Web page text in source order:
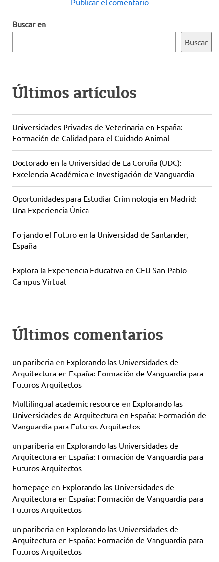
Buscar en
Buscar
Últimos artículos
Universidades Privadas de Veterinaria en España:
Formación de Calidad para el Cuidado Animal
Doctorado en la Universidad de La Coruña (UDC):
Excelencia Académica e Investigación de Vanguardia
Oportunidades para Estudiar Criminología en Madrid:
Una Experiencia Única
Forjando el Futuro en la Universidad de Santander,
España
Explora la Experiencia Educativa en CEU San Pablo
Campus Virtual
Últimos comentarios
unipariberia en Explorando las Universidades de
Arquitectura en España: Formación de Vanguardia para
Futuros Arquitectos
Multilingual academic resource en Explorando las
Universidades de Arquitectura en España: Formación de
Vanguardia para Futuros Arquitectos
unipariberia en Explorando las Universidades de
Arquitectura en España: Formación de Vanguardia para
Futuros Arquitectos
homepage en Explorando las Universidades de
Arquitectura en España: Formación de Vanguardia para
Futuros Arquitectos
unipariberia en Explorando las Universidades de
Arquitectura en España: Formación de Vanguardia para
Futuros Arquitectos